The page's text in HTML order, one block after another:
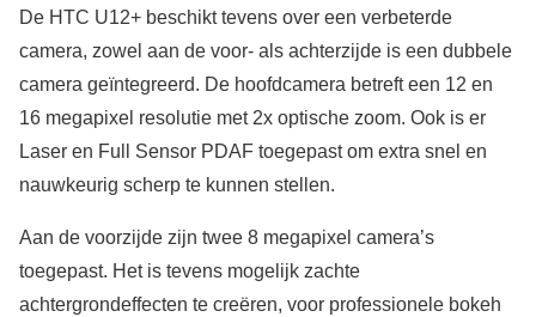
De HTC U12+ beschikt tevens over een verbeterde
camera, zowel aan de voor- als achterzijde is een dubbele
camera geïntegreerd. De hoofdcamera betreft een 12 en
16 megapixel resolutie met 2x optische zoom. Ook is er
Laser en Full Sensor PDAF toegepast om extra snel en
nauwkeurig scherp te kunnen stellen.
Aan de voorzijde zijn twee 8 megapixel camera’s
toegepast. Het is tevens mogelijk zachte
achtergrondeffecten te creëren, voor professionele bokeh